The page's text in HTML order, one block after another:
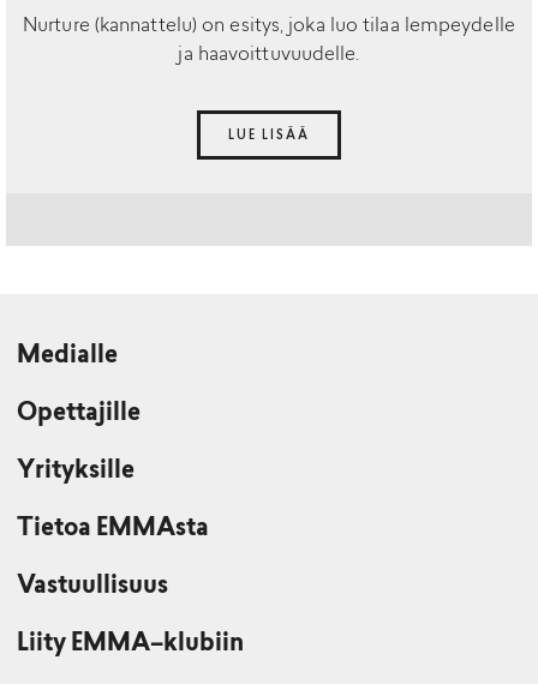
Nurture (kannattelu) on esitys, joka luo tilaa lempeydelle
ja haavoittuvuudelle.
LUE LISÄÄ
Medialle
Opettajille
Yrityksille
Tietoa EMMAsta
Vastuullisuus
Liity EMMA–klubiin